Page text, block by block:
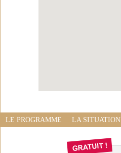
LE PROGRAMME LA SITUATION